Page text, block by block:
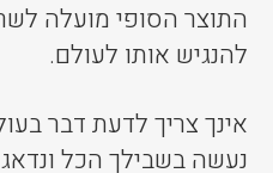
התוצר הסופי מועלה
להנגיש אותו לעולם.
אינך צריך לדעת דבר
נעשה בשבילך הכל